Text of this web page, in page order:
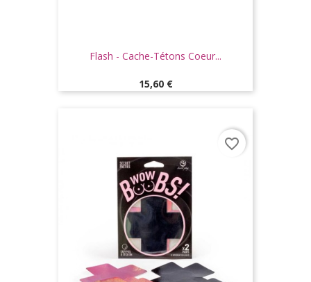
Flash - Cache-Tétons Coeur...
Prix
15,60 €
favorite_border